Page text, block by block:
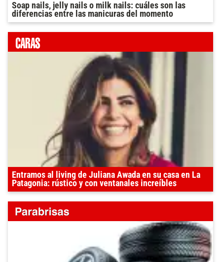
Soap nails, jelly nails o milk nails: cuáles son las
diferencias entre las manicuras del momento
Entramos al living de Juliana Awada en su casa en La
Patagonia: rústico y con ventanales increíbles